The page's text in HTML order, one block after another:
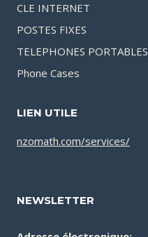
CLE INTERNET
POSTES FIXES
TELEPHONES PORTABLES
Phone Cases
LIEN UTILE
nzomath.com/services/
NEWSLETTER